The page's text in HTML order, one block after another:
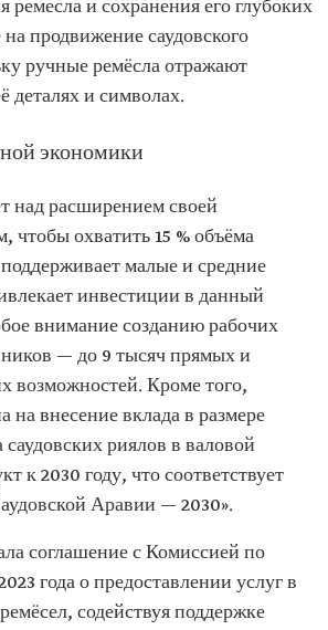
и сохранения его глубоких
продвижение саудовского
ручные ремёсла отражают
деталях и символах.
экономики
над расширением своей
чтобы охватить 15 % объёма
малые и средние
инвестиции в данный
внимание созданию рабочих
— до 9 тысяч прямых и
возможностей. Кроме того,
на внесение вклада в размере
риялов в валовой
к 2030 году, что соответствует
Аравии — 2030».
соглашение с Комиссией по
года о предоставлении услуг в
содействуя поддержке